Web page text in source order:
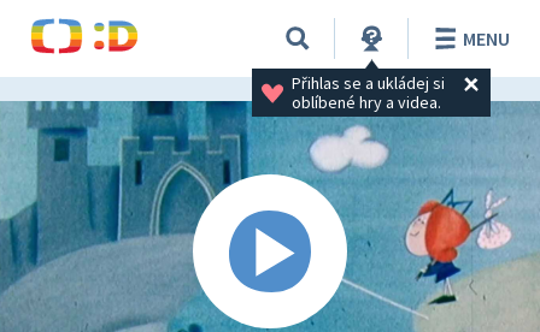
Přihlas se a ukládej si
oblíbené hry a videa.
MENU